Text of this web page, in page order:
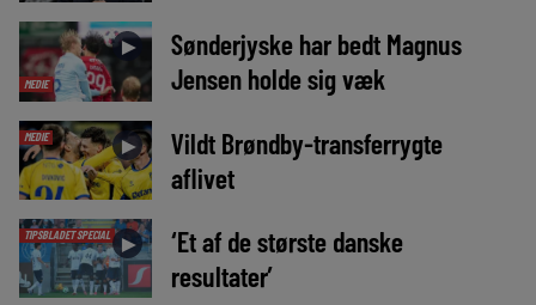
MEDIE
►
Sønderjyske har bedt Magnus
Jensen holde sig væk
MEDIE ►
Vildt Brøndby-transferrygte
aflivet
TIPSBLADET SPECIAL ►
‘Et af de største danske
resultater’